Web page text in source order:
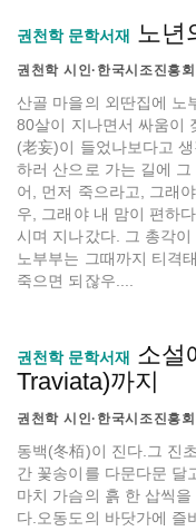
권천학 문학서재 노년
권천학 시인·한국시조진흥
산골 마을의 외딴집에 노
80살이 지나면서 싸움이
(老妄)이 들었나보다고
하러 산으로 가는 길에
어, 먼저 죽으라고, 그래
우, 그래야 내 맘이 편하
시며 지나갔다. 그 총각
노부부는 그때까지 티격
죽으면 되잖우....
권천학 문학서재
소설
Traviata)까지
권천학 시인·한국시조진흥
동백(冬栢)이 진다.그 진
간 꽃송이를 다문다문 달
마치 가슴의 흙 한 삽씩
다.오동도의 바닷가에 즐